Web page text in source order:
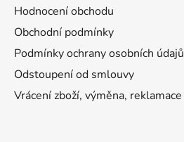
Hodnocení obchodu
Obchodní podmínky
Podmínky ochrany osobních údajů
Odstoupení od smlouvy
Vrácení zboží, výměna, reklamace